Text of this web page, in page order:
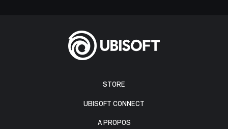
STORE
UBISOFT CONNECT
A PROPOS